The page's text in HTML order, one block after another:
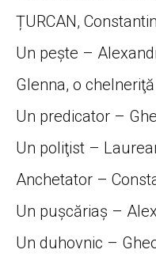
ȚURCAN,
Un peşte –
Glenna, o
Un predicator –
Un poliţist –
Anchetator –
Un puşcăriaş –
Un duhovnic –